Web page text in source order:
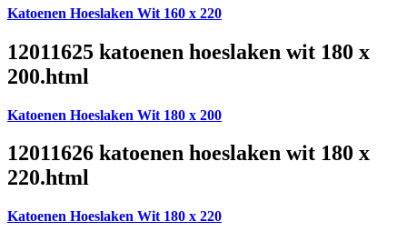
Katoenen Hoeslaken Wit 160 x 220
12011625 katoenen hoeslaken wit 180 x
200.html
Katoenen Hoeslaken Wit 180 x 200
12011626 katoenen hoeslaken wit 180 x
220.html
Katoenen Hoeslaken Wit 180 x 220